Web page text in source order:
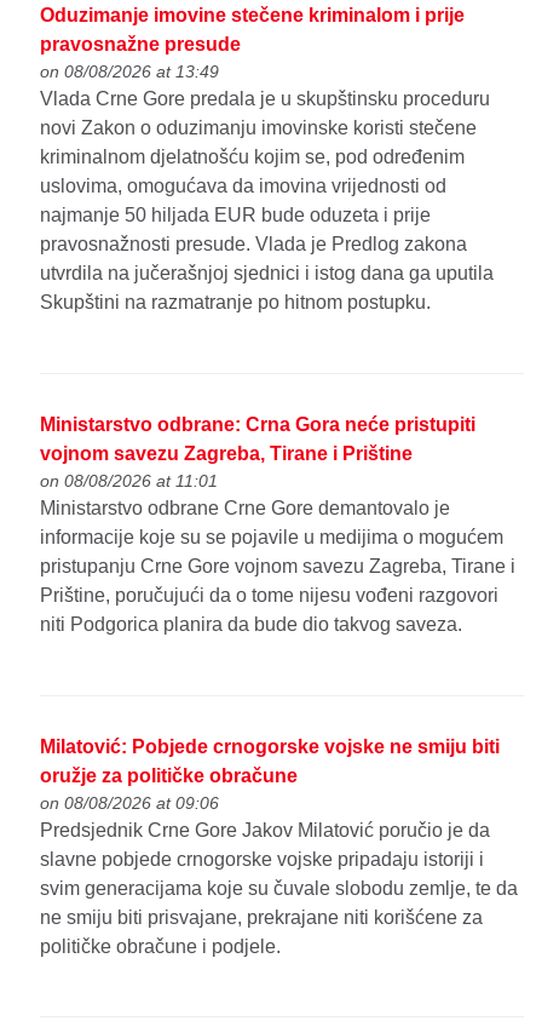
Oduzimanje imovine stečene kriminalom i prije
pravosnažne presude
on 08/08/2026 at 13:49
Vlada Crne Gore predala je u skupštinsku proceduru
novi Zakon o oduzimanju imovinske koristi stečene
kriminalnom djelatnošću kojim se, pod određenim
uslovima, omogućava da imovina vrijednosti od
najmanje 50 hiljada EUR bude oduzeta i prije
pravosnažnosti presude. Vlada je Predlog zakona
utvrdila na jučerašnjoj sjednici i istog dana ga uputila
Skupštini na razmatranje po hitnom postupku.
Ministarstvo odbrane: Crna Gora neće pristupiti
vojnom savezu Zagreba, Tirane i Prištine
on 08/08/2026 at 11:01
Ministarstvo odbrane Crne Gore demantovalo je
informacije koje su se pojavile u medijima o mogućem
pristupanju Crne Gore vojnom savezu Zagreba, Tirane i
Prištine, poručujući da o tome nijesu vođeni razgovori
niti Podgorica planira da bude dio takvog saveza.
Milatović: Pobjede crnogorske vojske ne smiju biti
oružje za političke obračune
on 08/08/2026 at 09:06
Predsjednik Crne Gore Jakov Milatović poručio je da
slavne pobjede crnogorske vojske pripadaju istoriji i
svim generacijama koje su čuvale slobodu zemlje, te da
ne smiju biti prisvajane, prekrajane niti korišćene za
političke obračune i podjele.